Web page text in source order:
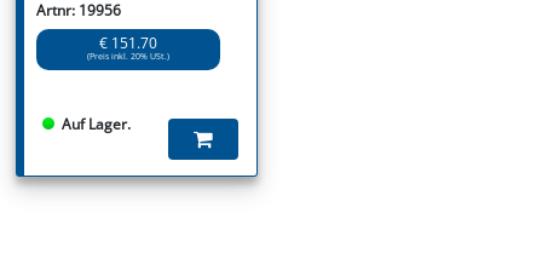
Artnr: 19956
€ 151.70
(Preis inkl. 20% USt.)
Auf Lager.